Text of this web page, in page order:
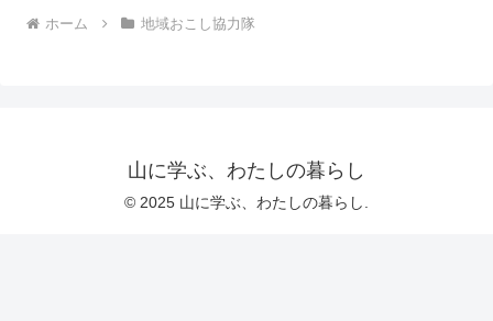
ホーム 地域おこし協力隊
山に学ぶ、わたしの暮らし
© 2025 山に学ぶ、わたしの暮らし.